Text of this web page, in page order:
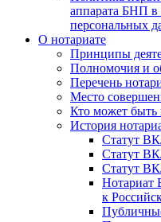
аппарата БНП в
персональных
О нотариате
Принципы
Полномочия и
Перечень
Место
Кто может быть
История
Статут
Статут
Статут
Нотариат
к